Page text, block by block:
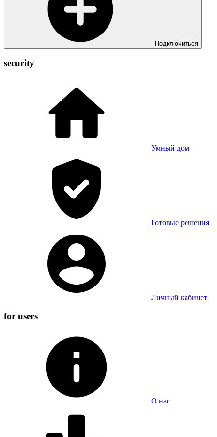
Подключиться
security
Умный дом
Готовые решения
Личный кабинет
for users
О нас